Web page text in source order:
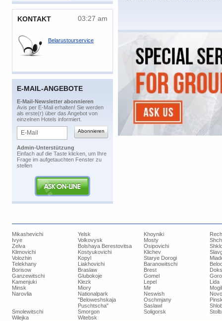
​KONTAKT 03:27 am
Belarustourservice
E-MAIL-ANGEBOTE
​E-Mail-Newsletter abonnieren
​Avis per E-Mail erhalten! Sie werden
als erste(r) über das Angebot von
einzelnen Hotels informiert.
Admin-Unterstützung
​Einfach auf die Taste klicken, um Ihre
Frage im aufgetauchten Fenster zu
stellen
Mikashevichi Yelsk Khoyniki
Ivye
Volkovysk Mosty
Zelva
Bolshaya Berestovitsa Osipovichi
Klimovichi
Kostyukovichi Klichev
Volozhin
Kopyl Starye Dorogi
Telekhany
Liakhovichi Baranowitschi
Borisow
Braslaw Brest
Ganzewitschi
Glubokoje Gomel
Kamenjuki
Klezk Lepel
Lida
Minsk
Miory Mir
Narovlia
Nationalpark
"Beloweshskaja
Puschtscha"
Neswish
Oschmjany
Saslawl
Smolewitschi
Smorgon Soligorsk
Wilejka
Witebsk